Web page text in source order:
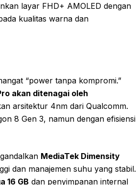
layar FHD+ AMOLED dengan
kualitas warna dan
“power tanpa kompromi.”
akan ditenagai oleh
arsitektur 4nm dari Qualcomm.
8 Gen 3, namun dengan efisiensi
MediaTek Dimensity
dan manajemen suhu yang stabil.
16 GB dan penyimpanan internal